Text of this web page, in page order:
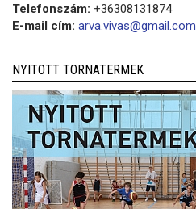
Telefonszám: +36308131874
E-mail cím: arva.vivas@gmail.com
NYITOTT TORNATERMEK